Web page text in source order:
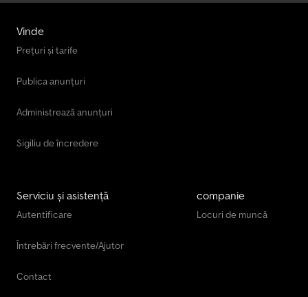
Vinde
Prețuri și tarife
Publica anunțuri
Administrează anunțuri
Sigiliu de încredere
Serviciu și asistență
Autentificare
Întrebări frecvente/Ajutor
Contact
companie
Locuri de muncă